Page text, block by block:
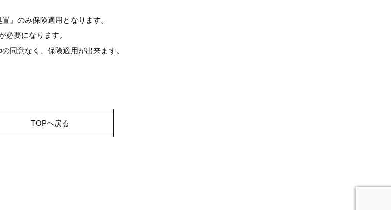
』のみ保険適用となります。
必要になります。
同意なく、保険適用が出来ます。
TOPへ戻る